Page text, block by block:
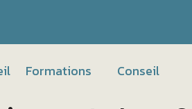
Formations Conseil